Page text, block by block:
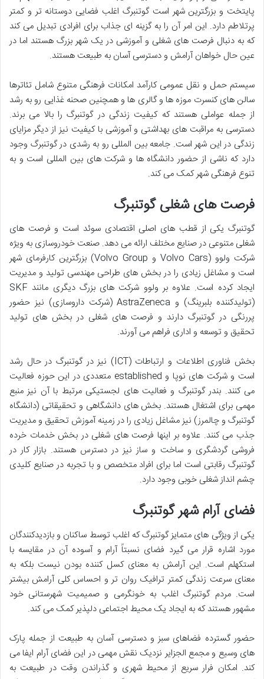
پایتخت و بزرگترین شهر است گوتنبرگ اغلب فضایی دوستانه تر و کمتر
پرتلاطم دارد. این امر آن را به گزینه ای جذاب برای افرادی تبدیل می کند
که به دنبال فرصت های شغلی و آموزشی در یک شهر بزرگ هستند اما در
عین حال خواهان آرامش و دسترسی آسان به طبیعت هستند.
سیستم حمل و نقل عمومی کارآمد امکانات فرهنگی متنوع شامل تئاترها
سالن های کنسرت موزه ها و گالری ها و همچنین صحنه غذایی رو به رشد
از جمله عواملی هستند که کیفیت زندگی در گوتنبرگ را بالا می برند.
دسترسی به مراقبت های بهداشتی و آموزشی با کیفیت نیز از دیگر مزایای
زندگی در این شهر است. جامعه بین المللی رو به رشدی در گوتنبرگ وجود
دارد که ناشی از حضور دانشگاه ها و شرکت های بین المللی است و به
تنوع فرهنگی شهر کمک می کند.
فرصت های شغلی گوتنبرگ
گوتنبرگ یکی از قطب های اصلی اقتصادی سوئد است و فرصت های
شغلی متنوعی در صنایع مختلف ارائه می دهد. صنعت خودروسازی به ویژه
شرکت ولوو (Volvo Cars و Volvo Group) بزرگترین کارفرمای شهر
است و مشاغل زیادی را در بخش های طراحی مهندسی تولید و مدیریت
ایجاد کرده است. علاوه بر ولوو شرکت های بزرگ دیگری مانند SKF
(تولیدکننده بلبرینگ) و AstraZeneca (شرکت داروسازی) نیز حضور
پررنگی در گوتنبرگ دارند و فرصت های شغلی در بخش های تولید
تحقیق و توسعه و اداری فراهم می آورند.
بخش فناوری اطلاعات و ارتباطات (ICT) نیز در گوتنبرگ در حال رشد
است و شرکت های نوپا و established متعددی در این حوزه فعالیت
می کنند. بندر گوتنبرگ و فعالیت های لجستیکی مرتبط با آن نیز منبع
مهمی برای اشتغال هستند. بخش های دانشگاهی و تحقیقاتی (دانشگاه
گوتنبرگ و چالمرز) نیز مشاغل زیادی را در زمینه آموزش تحقیق و مدیریت
جذب می کنند. علاوه بر اینها فرصت های شغلی در بخش خدمات خرده
فروشی گردشگری و ساخت و ساز نیز در دسترس هستند. بازار کار در
گوتنبرگ رقابتی است اما برای افراد متخصص و با تجربه در صنایع کلیدی
چشم انداز شغلی خوبی وجود دارد.
فضای آرام شهر گوتنبرگ
یکی از ویژگی های متمایز گوتنبرگ که اغلب توسط ساکنان و بازدیدکنندگان
مورد اشاره قرار می گیرد فضای نسبتاً آرام و آسوده آن در مقایسه با
استکهلم است. این آرامش به معنای کسل کننده بودن نیست بلکه به
معنای سرعت زندگی کمتر ترافیک روان تر و احساس کلی آرامش بیشتر
است. مردم گوتنبرگ اغلب به خونگرمی و صمیمیت شهرستانی خود
مشهور هستند که به ایجاد یک محیط اجتماعی دلپذیر کمک می کند.
حضور گسترده فضاهای سبز و دسترسی آسان به طبیعت از جمله پارک
های وسیع و مجمع الجزایر نزدیک نقش مهمی در این فضای آرام ایفا می
کند. امکان فرار سریع از محیط شهری و گذراندن وقت در طبیعت به